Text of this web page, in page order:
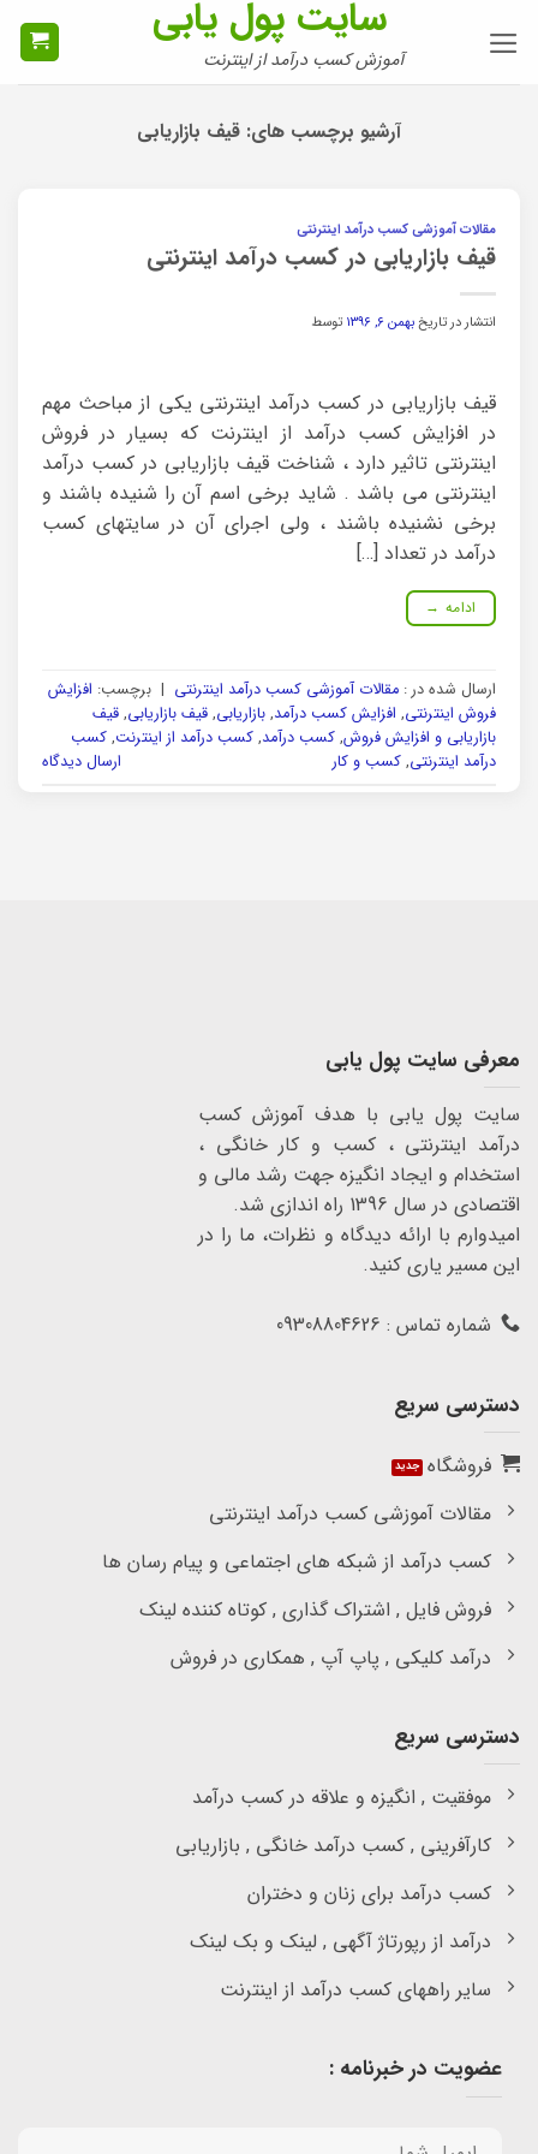
سایت پول یابی
آموزش کسب درآمد از اینترنت
آرشیو برچسب های: قیف بازاریابی
مقالات آموزشی کسب درآمد اینترنتی
قیف بازاریابی در کسب درآمد اینترنتی
انتشار در تاریخبهمن ۶, ۱۳۹۶ توسط
قیف بازاریابی در کسب درآمد اینترنتی یکی از مباحث مهم
در افزایش کسب درآمد از اینترنت که بسیار در فروش
اینترنتی تاثیر دارد ، شناخت قیف بازاریابی در کسب درآمد
اینترنتی می باشد . شاید برخی اسم آن را شنیده باشند و
برخی نشنیده باشند ، ولی اجرای آن در سایتهای کسب
درآمد در تعداد […]
ادامه →
ارسال شده در : مقالات آموزشی کسب درآمد اینترنتی | برچسب: افزایش
فروش اینترنتی, افزایش کسب درآمد, بازاریابی, قیف بازاریابی, قیف
بازاریابی و افزایش فروش, کسب درآمد, کسب درآمد از اینترنت, کسب
درآمد اینترنتی, کسب و کار ارسال دیدگاه
معرفی سایت پول یابی
سایت پول یابی با هدف آموزش کسب
درآمد اینترنتی ، کسب و کار خانگی ،
استخدام و ایجاد انگیزه جهت رشد مالی و
اقتصادی در سال 1396 راه اندازی شد.
امیدوارم با ارائه دیدگاه و نظرات، ما را در
این مسیر یاری کنید.
شماره تماس : 09308804626
دسترسی سریع
فروشگاه
مقالات آموزشی کسب درآمد اینترنتی
کسب درآمد از شبکه های اجتماعی و پیام رسان ها
فروش فایل , اشتراک گذاری , کوتاه کننده لینک
درآمد کلیکی , پاپ آپ , همکاری در فروش
دسترسی سریع
موفقیت , انگیزه و علاقه در کسب درآمد
کارآفرینی , کسب درآمد خانگی , بازاریابی
کسب درآمد برای زنان و دختران
درآمد از رپورتاژ آگهی , لینک و بک لینک
سایر راههای کسب درآمد از اینترنت
عضویت در خبرنامه :